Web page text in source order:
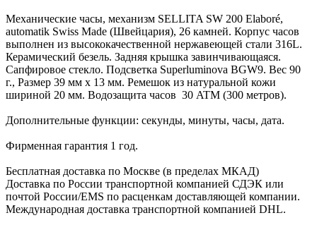
Механические часы, механизм SELLITA SW 200 Elaboré,
automatik Swiss Made (Швейцария), 26 камней. Корпус часов
выполнен из высококачественной нержавеющей стали 316L.
Керамический безель. Задняя крышка завинчивающаяся.
Сапфировое стекло. Подсветка Superluminova BGW9. Вес 90
г., Размер 39 мм х 13 мм. Ремешок из натуральной кожи
шириной 20 мм. Водозащита часов 30 ATM (300 метров).
Дополнительные функции: секунды, минуты, часы, дата.
Фирменная гарантия 1 год.
Бесплатная доставка по Москве (в пределах МКАД)
Доставка по России транспортной компанией СДЭК или
почтой России/EMS по расценкам доставляющей компании.
Международная доставка транспортной компанией DHL.